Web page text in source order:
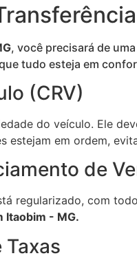
, você precisará de
tudo esteja em
(CRV)
do veículo. Ele
estejam em ordem,
de
regularizado, com
Itaobim - MG.